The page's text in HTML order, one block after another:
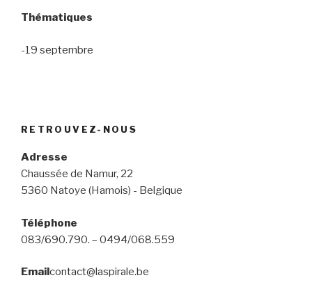
Thématiques
-19 septembre
RETROUVEZ-NOUS
Adresse
Chaussée de Namur, 22
5360 Natoye (Hamois) - Belgique
Téléphone
083/690.790. – 0494/068.559
Email contact@laspirale.be